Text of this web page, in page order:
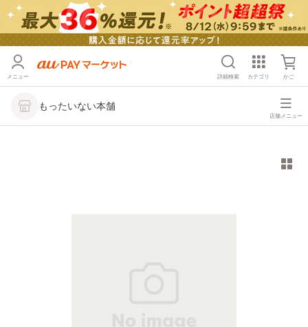
メニュー 詳細検索 カテゴリ かご
もったいない本舗
店舗メニュー